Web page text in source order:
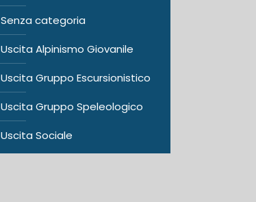
Senza categoria
Uscita Alpinismo Giovanile
Uscita Gruppo Escursionistico
Uscita Gruppo Speleologico
Uscita Sociale